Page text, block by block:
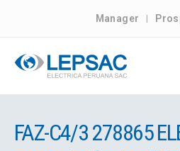
Manager
FAZ-C4/3 278865